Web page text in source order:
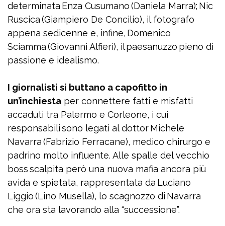
determinata Enza Cusumano (Daniela Marra); Nic
Ruscica (Giampiero De Concilio), il fotografo
appena sedicenne e, infine, Domenico
Sciamma (Giovanni Alfieri), il paesanuzzo pieno di
passione e idealismo.
I giornalisti si buttano a capofitto in
un’inchiesta per connettere fatti e misfatti
accaduti tra Palermo e Corleone, i cui
responsabili sono legati al dottor Michele
Navarra (Fabrizio Ferracane), medico chirurgo e
padrino molto influente. Alle spalle del vecchio
boss scalpita però una nuova mafia ancora più
avida e spietata, rappresentata da Luciano
Liggio (Lino Musella), lo scagnozzo di Navarra
che ora sta lavorando alla “successione”.